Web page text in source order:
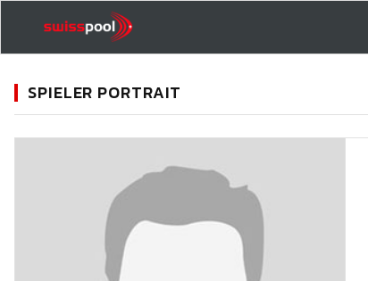
SPIELER PORTRAIT